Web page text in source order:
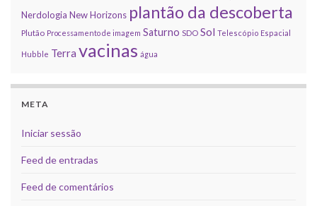
Nerdologia New Horizons plantão da descoberta
Plutão Processamento de imagem Saturno SDO Sol Telescópio Espacial
Hubble Terra vacinas água
META
Iniciar sessão
Feed de entradas
Feed de comentários